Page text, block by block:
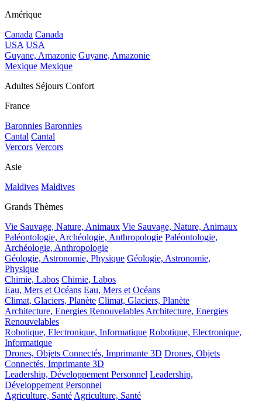
Amérique
Canada Canada
USA USA
Guyane, Amazonie Guyane, Amazonie
Mexique Mexique
Adultes Séjours Confort
France
Baronnies Baronnies
Cantal Cantal
Vercors Vercors
Asie
Maldives Maldives
Grands Thèmes
Vie Sauvage, Nature, Animaux Vie Sauvage, Nature, Animaux
Paléontologie, Archéologie, Anthropologie Paléontologie,
Archéologie, Anthropologie
Géologie, Astronomie, Physique Géologie, Astronomie,
Physique
Chimie, Labos Chimie, Labos
Eau, Mers et Océans Eau, Mers et Océans
Climat, Glaciers, Planète Climat, Glaciers, Planète
Architecture, Energies Renouvelables Architecture, Energies
Renouvelables
Robotique, Electronique, Informatique Robotique, Electronique,
Informatique
Drones, Objets Connectés, Imprimante 3D Drones, Objets
Connectés, Imprimante 3D
Leadership, Développement Personnel Leadership,
Développement Personnel
Agriculture, Santé Agriculture, Santé